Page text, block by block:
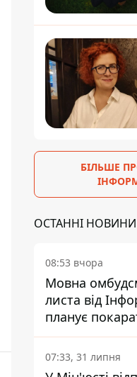
БІЛЬШЕ
ОСТАННІ НОВИНИ
08:53 вчора
Мовна
листа від
планує
підрядника
07:33, 31 липня